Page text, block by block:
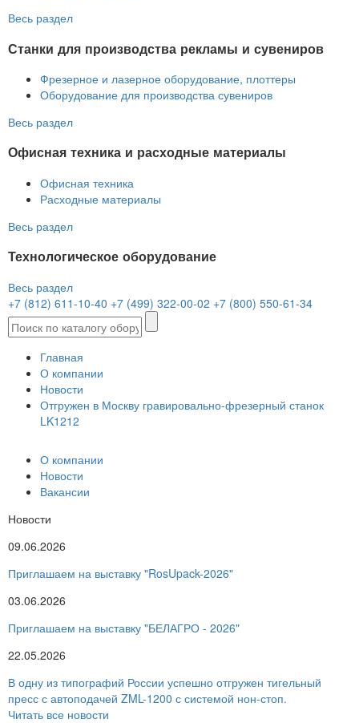
Весь раздел
Станки для производства рекламы и сувениров
Фрезерное и лазерное оборудование, плоттеры
Оборудование для производства сувениров
Весь раздел
Офисная техника и расходные материалы
Офисная техника
Расходные материалы
Весь раздел
Технологическое оборудование
Весь раздел
+7 (812) 611-10-40 +7 (499) 322-00-02 +7 (800) 550-61-34
Главная
О компании
Новости
Отгружен в Москву гравировально-фрезерный станок
LK1212
О компании
Новости
Вакансии
Новости
09.06.2026
Приглашаем на выставку "RosUpack-2026"
03.06.2026
Приглашаем на выставку "БЕЛАГРО - 2026"
22.05.2026
В одну из типографий России успешно отгружен тигельный
пресс с автоподачей ZML-1200 с системой нон-стоп.
Читать все новости